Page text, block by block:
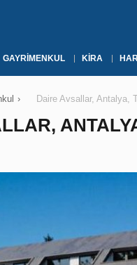
GAYRIMENKUL KIRA
› Daire Avsallar, Antalya,